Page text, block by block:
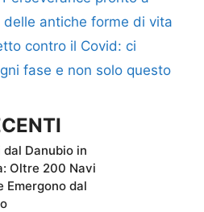
delle antiche forme di vita
contro il Covid: ci
fase e non solo questo
Danubio in
Oltre 200 Navi
Emergono dal